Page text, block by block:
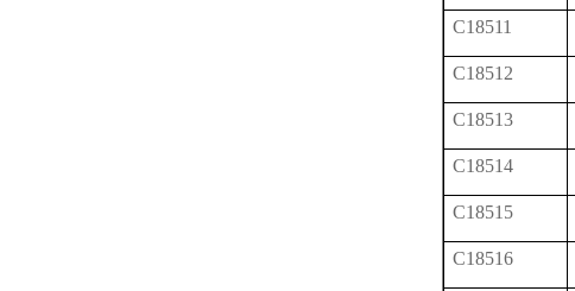
C18511
C18512
C18513
C18514
C18515
C18516